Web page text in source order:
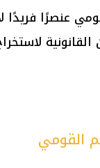
عنصرًا فريدًا
القومي